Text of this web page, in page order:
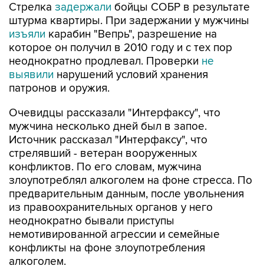
Стрелка задержали бойцы СОБР в результате
штурма квартиры. При задержании у мужчины
изъяли карабин "Вепрь", разрешение на
которое он получил в 2010 году и с тех пор
неоднократно продлевал. Проверки не
выявили нарушений условий хранения
патронов и оружия.
Очевидцы рассказали "Интерфаксу", что
мужчина несколько дней был в запое.
Источник рассказал "Интерфаксу", что
стрелявший - ветеран вооруженных
конфликтов. По его словам, мужчина
злоупотреблял алкоголем на фоне стресса. По
предварительным данным, после увольнения
из правоохранительных органов у него
неоднократно бывали приступы
немотивированной агрессии и семейные
конфликты на фоне злоупотребления
алкоголем.